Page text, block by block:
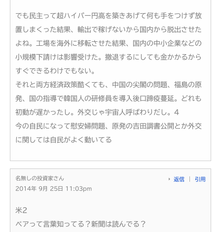
でも民主って超ハイパー円高を築きあげて何も手をつけず放
置しまくった結果、輸出で稼げないから国内から脱出させた
よね。工場を海外に移転させた結果、国内の中小企業などの
小規模下請けは影響受けた。撤退するにしても金かかるから
すぐできるわけでもない。
それと両方経済政策酷くても、中国の尖閣の問題、福島の原
発、国の指導で韓国人の研修員を導入後口蹄疫蔓延。どれも
初動が遅かったし。外交じゃ宇宙人呼ばわりだし。4
今の自民になって慰安婦問題、原発の吉田調書公開とか外交
に関しては自民がよく動いてる
名無しの投資家さん
2014年 9月 25日 11:03pm
返信 引用
米2
ベアって言葉知ってる？新聞は読んでる？